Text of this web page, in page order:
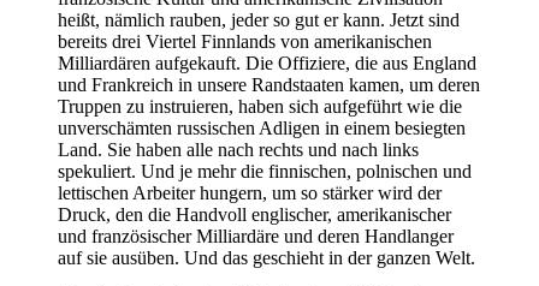
heißt, nämlich rauben, jeder so gut er kann. Jetzt sind
bereits drei Viertel Finnlands von amerikanischen
Milliardären aufgekauft. Die Offiziere, die aus England
und Frankreich in unsere Randstaaten kamen, um deren
Truppen zu instruieren, haben sich aufgeführt wie die
unverschämten russischen Adligen in einem besiegten
Land. Sie haben alle nach rechts und nach links
spekuliert. Und je mehr die finnischen, polnischen und
lettischen Arbeiter hungern, um so stärker wird der
Druck, den die Handvoll englischer, amerikanischer
und französischer Milliardäre und deren Handlanger
auf sie ausüben. Und das geschieht in der ganzen Welt.